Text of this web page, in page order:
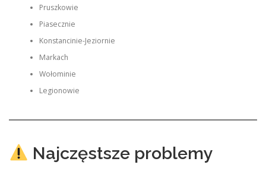
Pruszkowie
Piasecznie
Konstancinie-Jeziornie
Markach
Wołominie
Legionowie
Najczęstsze problemy